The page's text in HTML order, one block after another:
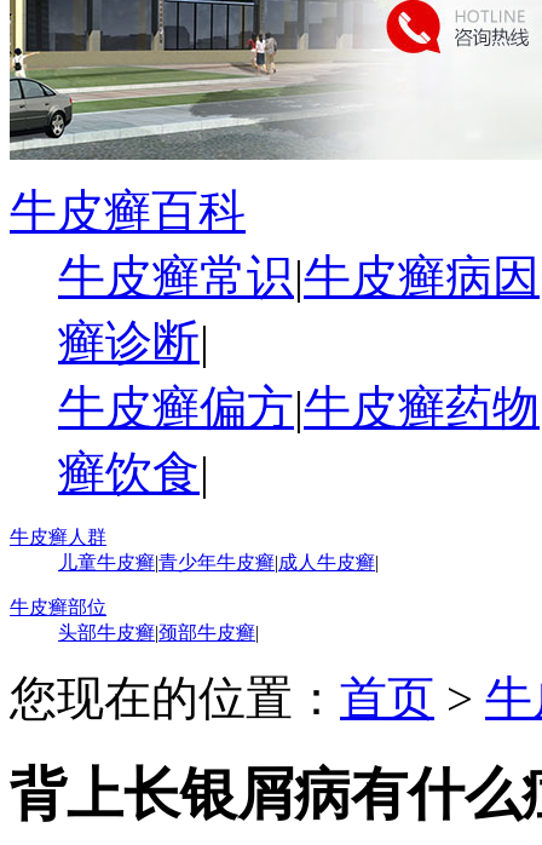
牛皮癣百科
牛皮癣常识|牛皮癣病因
癣诊断|
牛皮癣偏方|牛皮癣药物
癣饮食|
牛皮癣人群
儿童牛皮癣|青少年牛皮癣|成人牛皮癣|
牛皮癣部位
头部牛皮癣|颈部牛皮癣|
您现在的位置： 首页 >
背上长银屑病有什么